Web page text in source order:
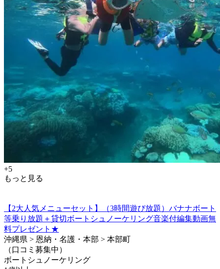
+5
もっと見る
【2大人気メニューセット】（3時間遊び放題）バナナボート
等乗り放題＋貸切ボートシュノーケリング音楽付編集動画無
料プレゼント★
沖縄県 > 恩納・名護・本部 > 本部町
（口コミ募集中）
ボートシュノーケリング